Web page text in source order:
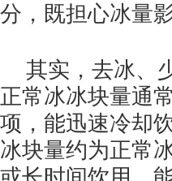
分，既担心冰量
其实，去冰、
正常冰冰块量通
项，能迅速冷却
冰块量约为正常